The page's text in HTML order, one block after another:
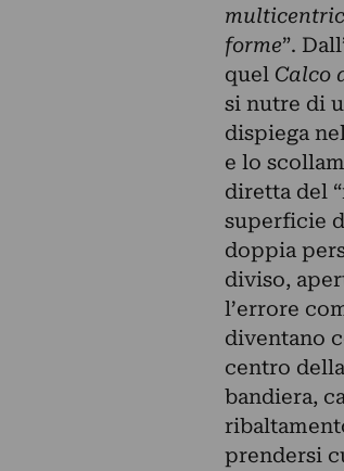
forme”.
quel Calco
si nutre di
dispiega
e lo
diretta del
superficie
doppia
diviso,
l’errore
diventano
centro
bandiera,
prendersi